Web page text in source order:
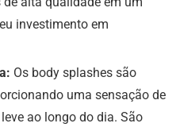
investimento em
Os body splashes são
uma sensação de
ao longo do dia. São